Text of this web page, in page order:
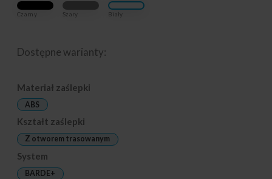
Czarny Szary Biały
Dostępne warianty:
Materiał zaślepki
ABS
Kształt zaślepki
Z otworem trasowanym
System
BARDE+